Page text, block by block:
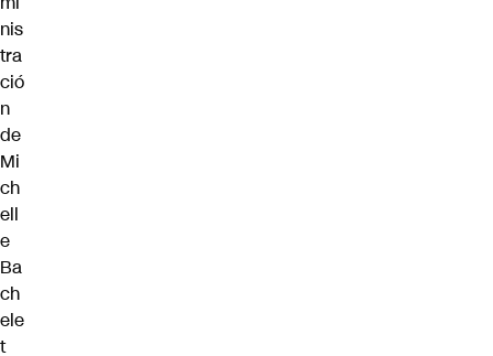
nis
tra
ció
n
de
Mi
ch
ell
e
Ba
ch
ele
t